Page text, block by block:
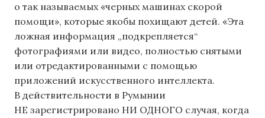
о так называемых «черных машинах скорой
помощи», которые якобы похищают детей. «Эта
ложная информация „подкрепляется“
фотографиями или видео, полностью снятыми
или отредактированными с помощью
приложений искусственного интеллекта.
В действительности в Румынии
НЕ зарегистрировано НИ ОДНОГО случая, когда